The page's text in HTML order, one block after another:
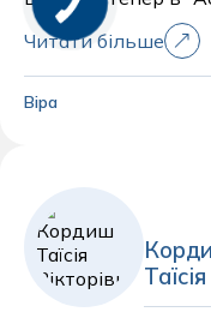
Читати більше
Віра